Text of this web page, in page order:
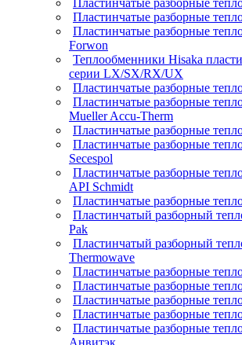
Пластинчатые разборные
Пластинчатые разборные
Пластинчатые разборные
Forwon
Теплообменники Hisaka
серии LX/SX/RX/UX
Пластинчатые разборные
Пластинчатые разборные
Mueller Accu-Therm
Пластинчатые разборные
Пластинчатые разборные
Secespol
Пластинчатые разборные
API Schmidt
Пластинчатые разборные
Пластинчатый разборный
Pak
Пластинчатый разборный
Thermowave
Пластинчатые разборные
Пластинчатые разборные
Пластинчатые разборные
Пластинчатые разборные
Пластинчатые разборные
Анвитэк